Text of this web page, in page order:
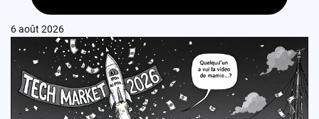
6 août 2026